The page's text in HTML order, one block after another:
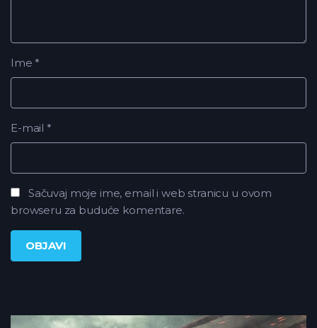
Ime *
E-mail *
Sačuvaj moje ime, email i web stranicu u ovom
browseru za buduće komentare.